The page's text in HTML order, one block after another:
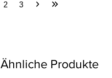
2 3
Ähnliche Produkte